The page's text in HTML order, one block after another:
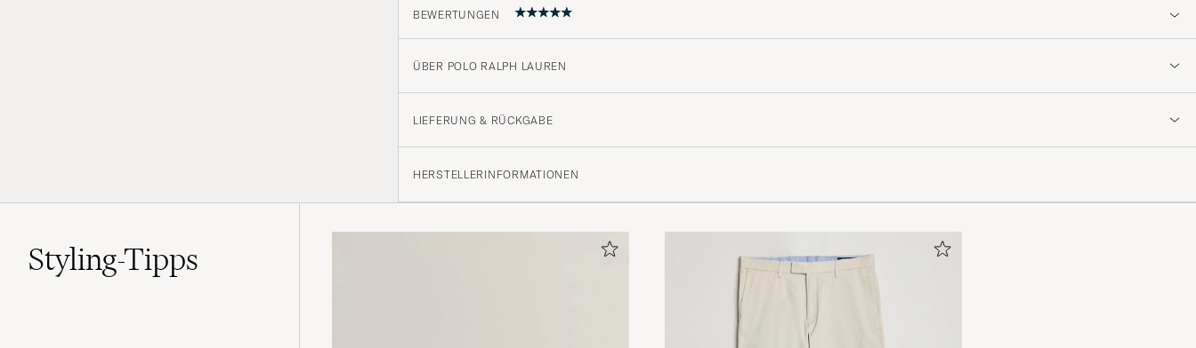
BEWERTUNGEN
Godt levert👍
ÜBER POLO RALPH LAUREN
LIEFERUNG & RÜCKGABE
HERSTELLERINFORMATIONEN
Styling-Tipps